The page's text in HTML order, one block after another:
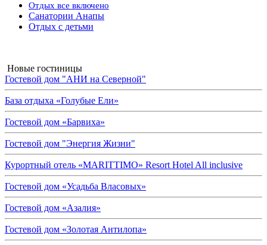
Отдых все включено
Санатории Анапы
Отдых с детьми
Новые гостиницы
Гостевой дом "АНИ на Северной"
База отдыха «Голубые Ели»
Гостевой дом «Барвиха»
Гостевой дом "Энергия Жизни"
Курортный отель «MARITTIMO» Resort Hotel All inclusive
Гостевой дом «Усадьба Власовых»
Гостевой дом «Азалия»
Гостевой дом «Золотая Антилопа»